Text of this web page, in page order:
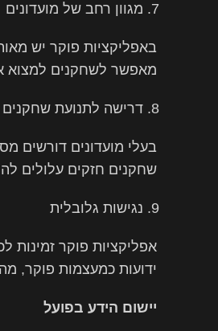
מגוון רחב של מועדונים
באפליקציות פוקר יש
מאפשר לשחקנים למצוא
דרישה לתנועת שחקנים
בעלי מועדונים דורשים
שחקנים חזקים עלולים
נגישות גלובלית
אפליקציות פוקר זמינות
ידועות כמעצמות פוקר,
יישום הידע בפועל